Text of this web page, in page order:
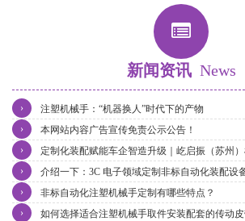
新闻资讯 News
注塑机械手：“机器换人”时代下的产物
›
本网站内容广告宣传免责公示公告！
›
定制化装配赋能车企智造升级｜屹启振（苏州
标自动化装配产线整体方案
›
介绍一下：3C 电子领域定制非标自动化装配设
›
非标自动化注塑机械手定制有哪些特点？
›
如何选择适合注塑机械手取件安装配套的传动皮
›